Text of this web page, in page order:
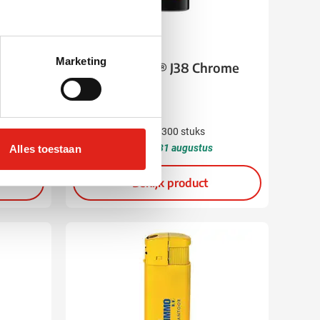
Marketing
Alles toestaan
Aansteker BIC® J38 Chrome
Hood
Bedrukken vanaf 300 stuks
31 augustus
Bekijk product